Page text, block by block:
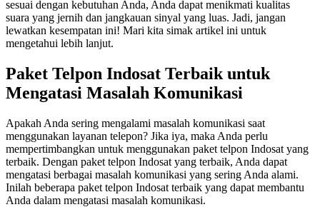
sesuai dengan kebutuhan Anda, Anda dapat menikmati kualitas
suara yang jernih dan jangkauan sinyal yang luas. Jadi, jangan
lewatkan kesempatan ini! Mari kita simak artikel ini untuk
mengetahui lebih lanjut.
Paket Telpon Indosat Terbaik untuk
Mengatasi Masalah Komunikasi
Apakah Anda sering mengalami masalah komunikasi saat
menggunakan layanan telepon? Jika iya, maka Anda perlu
mempertimbangkan untuk menggunakan paket telpon Indosat yang
terbaik. Dengan paket telpon Indosat yang terbaik, Anda dapat
mengatasi berbagai masalah komunikasi yang sering Anda alami.
Inilah beberapa paket telpon Indosat terbaik yang dapat membantu
Anda dalam mengatasi masalah komunikasi.